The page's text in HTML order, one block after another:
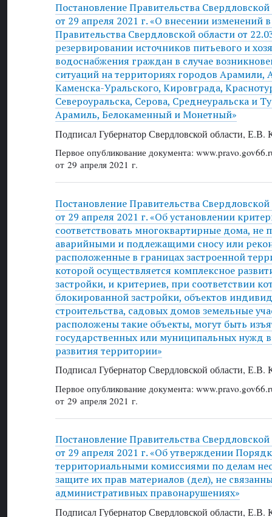
Постановление Правительства
от 29 апреля 2021 г. «О внесении изменений
Правительства Свердловской области от
резервировании источников питьевого и
водоснабжения граждан в случае
ситуаций на территориях городов Арамили,
Каменска-Уральского, Кировграда,
Североуральска, Серова, Среднеуральска и
Арамиль, Белокаменный и Монетный»
Подписал Губернатор Свердловской области, Е.В.
Первое опубликование документа:
от 29 апреля 2021 г.
Постановление Правительства
от 29 апреля 2021 г. «Об установлении
соответствовать многоквартирные дома, не
аварийными и подлежащими сносу или
расположенные в границах застроенной
которой осуществляется комплексное
застройки, и критериев, при соответствии
блокированной застройки, объектов
строительства, садовых домов земельные
расположены такие объекты, могут быть
государственных или муниципальных нужд
развития территории»
Подписал Губернатор Свердловской области, Е.В.
Первое опубликование документа:
от 29 апреля 2021 г.
Постановление Правительства
от 29 апреля 2021 г. «Об утверждении
территориальными комиссиями по делам
защите их прав материалов (дел), не
административных правонарушениях»
Подписал Губернатор Свердловской области, Е.В.